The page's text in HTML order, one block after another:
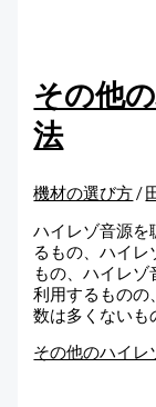
その他
法
機材の選び方/
ハイレゾ音源を
るもの、ハイレ
もの、ハイレ
利用するものの
数は多くないも
その他のハイレ